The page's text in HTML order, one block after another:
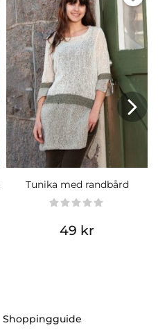
Tunika med randbård
49 kr
Shoppingguide